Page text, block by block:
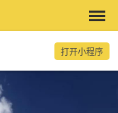
打开小程序